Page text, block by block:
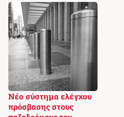
Νέο σύστημα ελέγχου
πρόσβασης στους